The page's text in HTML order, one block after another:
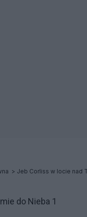
Jeb Corliss w locie nad
do Nieba 1